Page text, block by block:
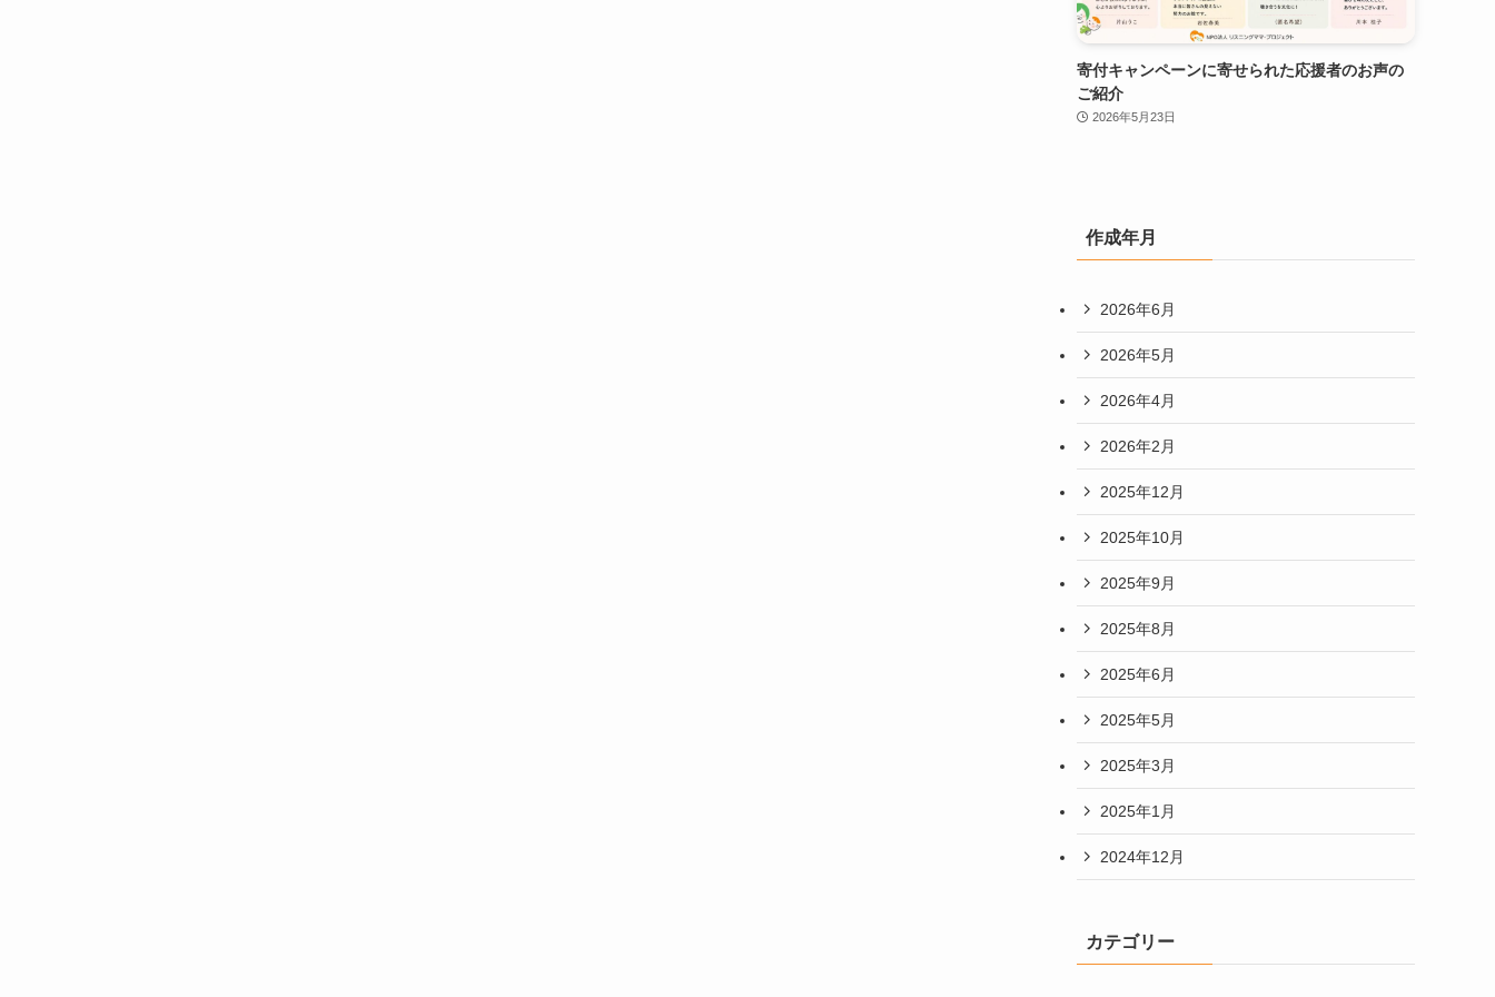
寄付キャンペーンに寄せられた応援者のお声の
ご紹介
2026年5月23日
作成年月
2026年6月
2026年5月
2026年4月
2026年2月
2025年12月
2025年10月
2025年9月
2025年8月
2025年6月
2025年5月
2025年3月
2025年1月
2024年12月
カテゴリー